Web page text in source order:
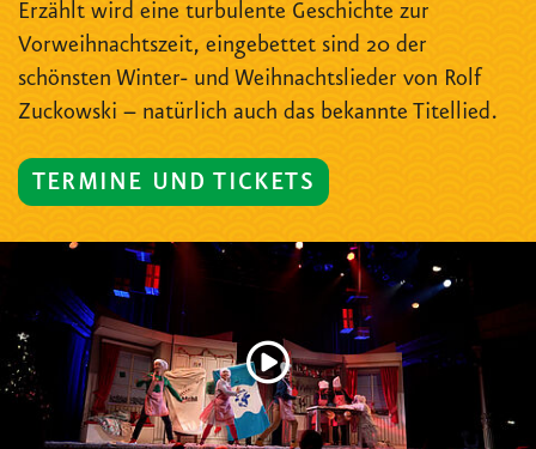
Erzählt wird eine turbulente Geschichte zur
Vorweihnachtszeit, eingebettet sind 20 der
schönsten Winter- und Weihnachtslieder von Rolf
Zuckowski – natürlich auch das bekannte Titellied.
TERMINE UND TICKETS